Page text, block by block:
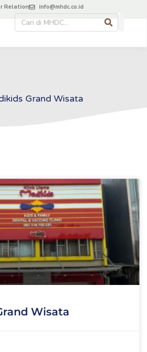
Relation info@mhdc.co.id
Grand Wisata
Wisata